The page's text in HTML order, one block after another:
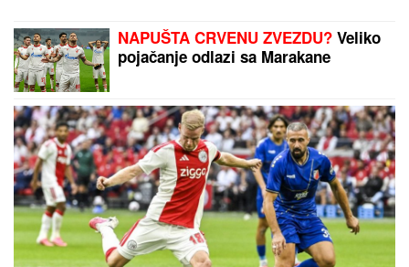
NAPUŠTA CRVENU ZVEZDU? Veliko
pojačanje odlazi sa Marakane